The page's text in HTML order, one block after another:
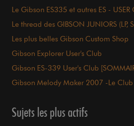
Le Gibson ES335 et autres ES - USER
Le thread des GIBSON JUNIORS (LP,
Les plus belles Gibson Custom Shop
Gibson Explorer User's Club
Gibson ES-339 User's Club
Gibson Melody Maker 2007 -Le Club
Sujets les plus actifs